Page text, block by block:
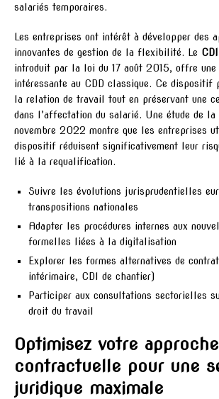
salariés temporaires.
Les entreprises ont intérêt à développer des
innovantes de gestion de la flexibilité. Le
introduit par la loi du 17 août 2015, offre une
intéressante au CDD classique. Ce dispositif
la relation de travail tout en préservant une
dans l’affectation du salarié. Une étude de la
novembre 2022 montre que les entreprises
dispositif réduisent significativement leur
lié à la requalification.
Suivre les évolutions jurisprudentielles
transpositions nationales
Adapter les procédures internes aux
formelles liées à la digitalisation
Explorer les formes alternatives de
intérimaire, CDI de chantier)
Participer aux consultations sectorielles
droit du travail
Optimisez votre approche
contractuelle pour une
juridique maximale